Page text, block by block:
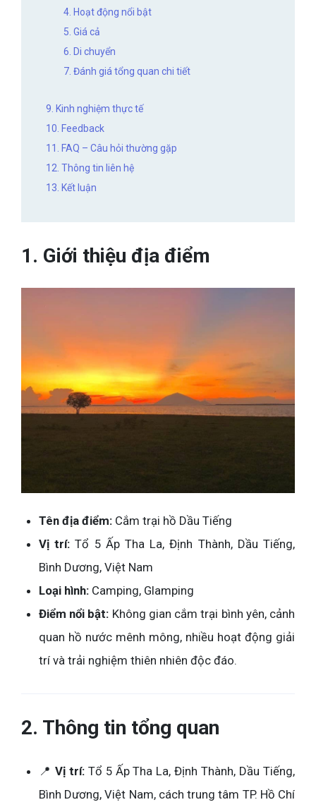
4. Hoạt động nổi bật
5. Giá cả
6. Di chuyển
7. Đánh giá tổng quan chi tiết
9. Kinh nghiệm thực tế
10. Feedback
11. FAQ – Câu hỏi thường gặp
12. Thông tin liên hệ
13. Kết luận
1. Giới thiệu địa điểm
Tên địa điểm: Cắm trại hồ Dầu Tiếng
Vị trí: Tổ 5 Ấp Tha La, Định Thành, Dầu Tiếng,
Bình Dương, Việt Nam
Loại hình: Camping, Glamping
Điểm nổi bật: Không gian cắm trại bình yên, cảnh
quan hồ nước mênh mông, nhiều hoạt động giải
trí và trải nghiệm thiên nhiên độc đáo.
2. Thông tin tổng quan
📍 Vị trí:Tổ 5 Ấp Tha La, Định Thành, Dầu Tiếng,
Bình Dương, Việt Nam, cách trung tâm TP. Hồ Chí